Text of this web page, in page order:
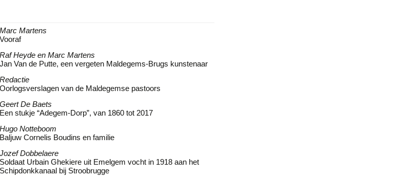
Marc Martens
Vooraf
Raf Heyde en Marc Martens
Jan Van de Putte, een vergeten Maldegems-Brugs kunstenaar
Redactie
Oorlogsverslagen van de Maldegemse pastoors
Geert De Baets
Een stukje “Adegem-Dorp”, van 1860 tot 2017
Hugo Notteboom
Baljuw Cornelis Boudins en familie
Jozef Dobbelaere
Soldaat Urbain Ghekiere uit Emelgem vocht in 1918 aan het
Schipdonkkanaal bij Stroobrugge